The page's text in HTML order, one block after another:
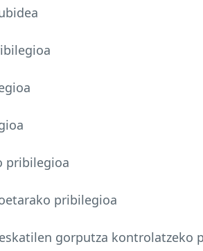
pribilegioa
pribilegioa
gorputza kontrolatzeko